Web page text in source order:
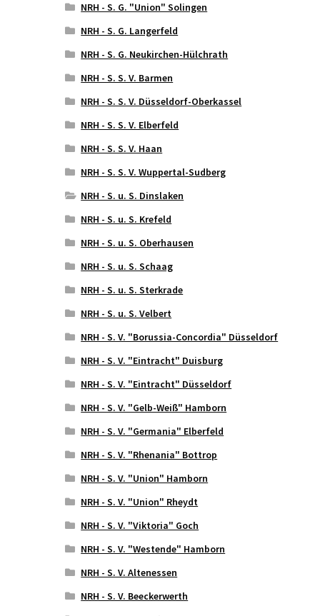
NRH - S. G. "Union" Solingen
NRH - S. G. Langerfeld
NRH - S. G. Neukirchen-Hülchrath
NRH - S. S. V. Barmen
NRH - S. S. V. Düsseldorf-Oberkassel
NRH - S. S. V. Elberfeld
NRH - S. S. V. Haan
NRH - S. S. V. Wuppertal-Sudberg
NRH - S. u. S. Dinslaken
NRH - S. u. S. Krefeld
NRH - S. u. S. Oberhausen
NRH - S. u. S. Schaag
NRH - S. u. S. Sterkrade
NRH - S. u. S. Velbert
NRH - S. V. "Borussia-Concordia" Düsseldorf
NRH - S. V. "Eintracht" Duisburg
NRH - S. V. "Eintracht" Düsseldorf
NRH - S. V. "Gelb-Weiß" Hamborn
NRH - S. V. "Germania" Elberfeld
NRH - S. V. "Rhenania" Bottrop
NRH - S. V. "Union" Hamborn
NRH - S. V. "Union" Rheydt
NRH - S. V. "Viktoria" Goch
NRH - S. V. "Westende" Hamborn
NRH - S. V. Altenessen
NRH - S. V. Beeckerwerth